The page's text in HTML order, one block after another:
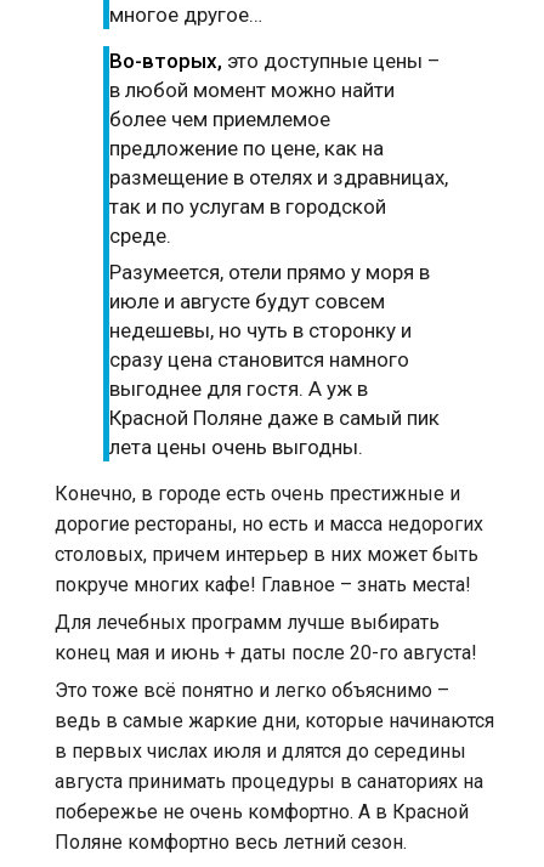
многое другое…
Во-вторых, это доступные цены –
в любой момент можно найти
более чем приемлемое
предложение по цене, как на
размещение в отелях и здравницах,
так и по услугам в городской
среде.
Разумеется, отели прямо у моря в
июле и августе будут совсем
недешевы, но чуть в сторонку и
сразу цена становится намного
выгоднее для гостя. А уж в
Красной Поляне даже в самый пик
лета цены очень выгодны.
Конечно, в городе есть очень престижные и
дорогие рестораны, но есть и масса недорогих
столовых, причем интерьер в них может быть
покруче многих кафе! Главное – знать места!
Для лечебных программ лучше выбирать
конец мая и июнь + даты после 20-го августа!
Это тоже всё понятно и легко объяснимо –
ведь в самые жаркие дни, которые начинаются
в первых числах июля и длятся до середины
августа принимать процедуры в санаториях на
побережье не очень комфортно. А в Красной
Поляне комфортно весь летний сезон.